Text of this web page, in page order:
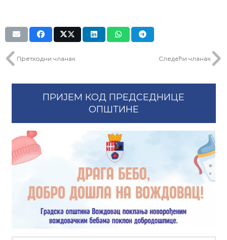
Претходни чланак Следећи чланак
ПРИЈЕМ КОД ПРЕДСЕДНИЦЕ
ОПШТИНЕ